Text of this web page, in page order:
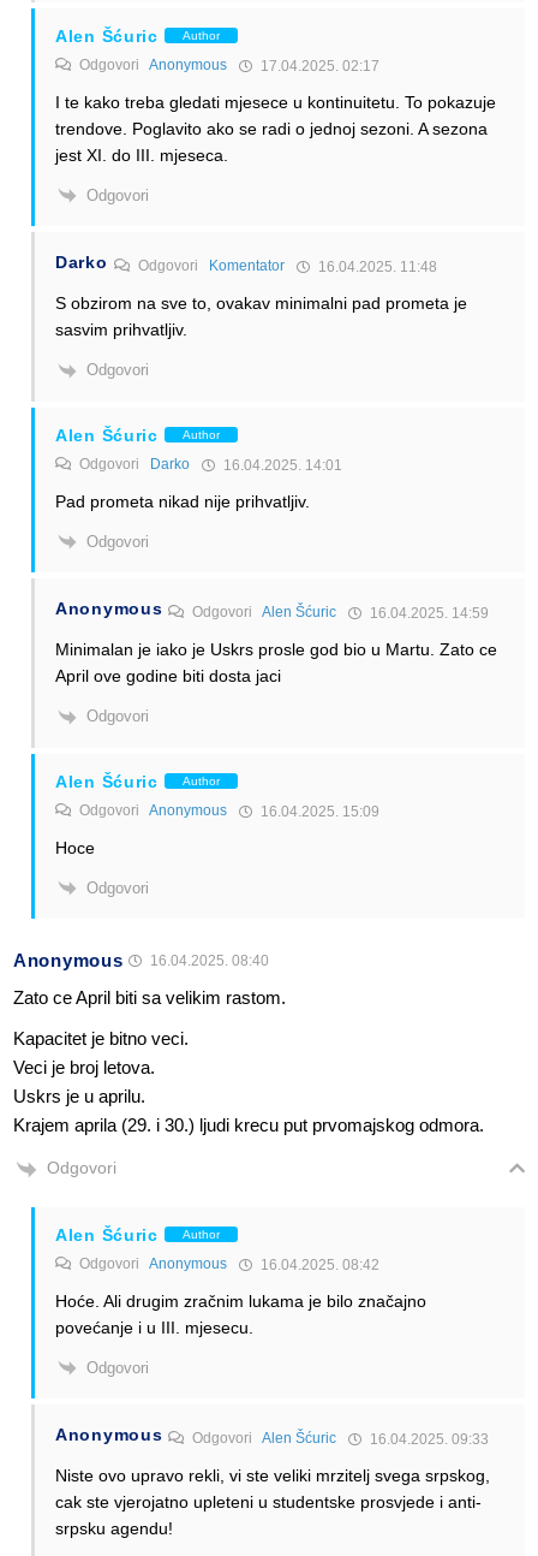
Alen Šćuric Author
Odgovori Anonymous 17.04.2025. 02:17
I te kako treba gledati mjesece u kontinuitetu. To pokazuje
trendove. Poglavito ako se radi o jednoj sezoni. A sezona
jest XI. do III. mjeseca.
Odgovori
Darko Odgovori Komentator 16.04.2025. 11:48
S obzirom na sve to, ovakav minimalni pad prometa je
sasvim prihvatljiv.
Odgovori
Alen Šćuric Author
Odgovori Darko 16.04.2025. 14:01
Pad prometa nikad nije prihvatljiv.
Odgovori
Anonymous OdgovoriAlen Šćuric 16.04.2025. 14:59
Minimalan je iako je Uskrs prosle god bio u Martu. Zato ce
April ove godine biti dosta jaci
Odgovori
Alen Šćuric Author
Odgovori Anonymous 16.04.2025. 15:09
Hoce
Odgovori
Anonymous 16.04.2025. 08:40
Zato ce April biti sa velikim rastom.
Kapacitet je bitno veci.
Veci je broj letova.
Uskrs je u aprilu.
Krajem aprila (29. i 30.) ljudi krecu put prvomajskog odmora.
Odgovori
Alen Šćuric Author
Odgovori Anonymous 16.04.2025. 08:42
Hoće. Ali drugim zračnim lukama je bilo značajno
povećanje i u III. mjesecu.
Odgovori
Anonymous OdgovoriAlen Šćuric 16.04.2025. 09:33
Niste ovo upravo rekli, vi ste veliki mrzitelj svega srpskog,
cak ste vjerojatno upleteni u studentske prosvjede i anti-
srpsku agendu!